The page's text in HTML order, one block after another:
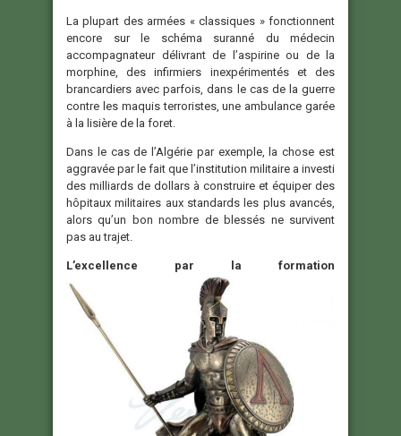
La plupart des armées « classiques » fonctionnent
encore sur le schéma suranné du médecin
accompagnateur délivrant de l’aspirine ou de la
morphine, des infirmiers inexpérimentés et des
brancardiers avec parfois, dans le cas de la guerre
contre les maquis terroristes, une ambulance garée
à la lisière de la foret.
Dans le cas de l’Algérie par exemple, la chose est
aggravée par le fait que l’institution militaire a investi
des milliards de dollars à construire et équiper des
hôpitaux militaires aux standards les plus avancés,
alors qu’un bon nombre de blessés ne survivent
pas au trajet.
L’excellence par la formation